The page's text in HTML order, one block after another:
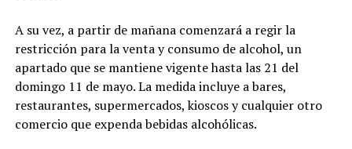
A su vez, a partir de mañana comenzará a regir la
restricción para la venta y consumo de alcohol, un
apartado que se mantiene vigente hasta las 21 del
domingo 11 de mayo. La medida incluye a bares,
restaurantes, supermercados, kioscos y cualquier otro
comercio que expenda bebidas alcohólicas.